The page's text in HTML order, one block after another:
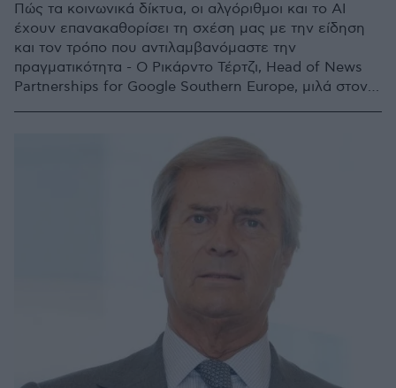
Πώς τα κοινωνικά δίκτυα, οι αλγόριθμοι και το AI
έχουν επανακαθορίσει τη σχέση μας με την είδηση
και τον τρόπο που αντιλαμβανόμαστε την
πραγματικότητα - Ο Ρικάρντο Τέρτζι, Head of News
Partnerships for Google Southern Europe, μιλά στον